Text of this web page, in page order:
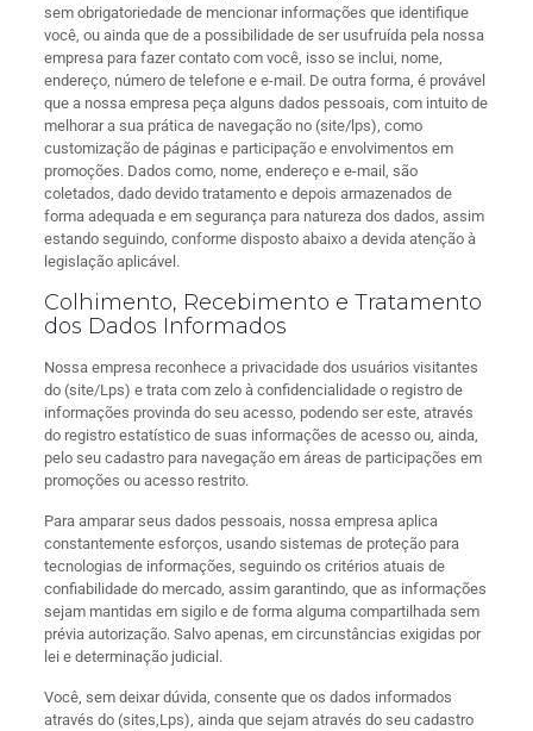
sem obrigatoriedade de mencionar informações que identifique
você, ou ainda que de a possibilidade de ser usufruída pela nossa
empresa para fazer contato com você, isso se inclui, nome,
endereço, número de telefone e e-mail. De outra forma, é provável
que a nossa empresa peça alguns dados pessoais, com intuito de
melhorar a sua prática de navegação no (site/lps), como
customização de páginas e participação e envolvimentos em
promoções. Dados como, nome, endereço e e-mail, são
coletados, dado devido tratamento e depois armazenados de
forma adequada e em segurança para natureza dos dados, assim
estando seguindo, conforme disposto abaixo a devida atenção à
legislação aplicável.
Colhimento, Recebimento e Tratamento
dos Dados Informados
Nossa empresa reconhece a privacidade dos usuários visitantes
do (site/Lps) e trata com zelo à confidencialidade o registro de
informações provinda do seu acesso, podendo ser este, através
do registro estatístico de suas informações de acesso ou, ainda,
pelo seu cadastro para navegação em áreas de participações em
promoções ou acesso restrito.
Para amparar seus dados pessoais, nossa empresa aplica
constantemente esforços, usando sistemas de proteção para
tecnologias de informações, seguindo os critérios atuais de
confiabilidade do mercado, assim garantindo, que as informações
sejam mantidas em sigilo e de forma alguma compartilhada sem
prévia autorização. Salvo apenas, em circunstâncias exigidas por
lei e determinação judicial.
Você, sem deixar dúvida, consente que os dados informados
através do (sites,Lps), ainda que sejam através do seu cadastro